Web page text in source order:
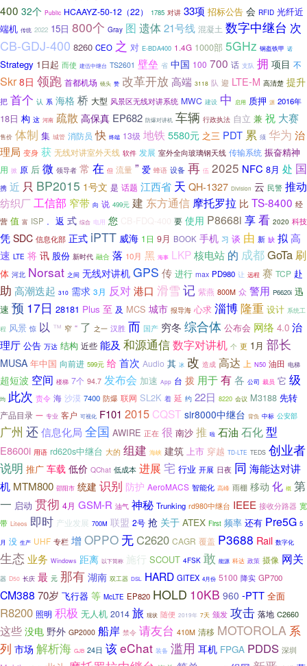
400 32个 Public HCAAYZ-50-12（22） 1785 对讲 33项 招标公告 会 RFID 光纤近
端机 传统 2022 15日 800个 Gray 图 遗体21号线 混凝土 数字中继台 次
CB-GDJ-400 8260 CEO 之 对 E-BDA400 1.4G 1000部 5GHz 钢盔铁甲 诺
Strategy 1日起 而使 建伍中继台 TS2601 壁垒 省 中国 100 700 话 支队 拥 项目 不
Skr 8日 领跑 首都机场 镜头 赞 改革开放 高端 3118 队 迎 LTE-M 高清楚 提升
把 首个 认 系 海格 桥 大型 风景区无线对讲系统 MWC 建设 中 启用 质押 源 2016年
18日 构 这 河南 疏散 高保真 EP682 防爆对讲机 车辆 行政执法 自立 兼 祝 大赛
售价 体制 集 城管 消防员 快 终端 13级 地铁5580元 之三 PDT 累 须 华为 治
理局 变身 获 无线对讲室外天线 软件 发展 室外全向玻璃钢天线 传输系统 振奋精神
用 掀 原 后 微 领导者 常 在 但 流量 ” 爱 蜂语 设备 再 伍 2025 NFC 8月 处 国
携 近 只 BP2015 1号文 是 话题 江西省 天 QH-1327 Division 云 民警 推动
纺织厂工信部 窄带 向 说 499元 建 东方通信 摩托罗拉 比 TS-8400 经
营 值 富 ISP 。 返 式 综合 电用 您 要 使用 P8668i 享看 2020 科技
凭 SDC 信息化部 正式 iPTT 威海 1日 9月 BOOK 手机 习 谈 由 新 缺 拟 高
速 LTE 将 讯 股份 新时代 融合 落 10月 黑 海事 LKP核电站 的 成都GoTa 刷
体 河北 Norsat 之间 无线对讲机 GPS 传 进行 max PD980 让 远程 赛 TCP 赴
助 高潮迭起 310 需求 3月 反对港口 滑雪 记 紫燕 800M 众 警用 P6620i 迅
速 预 17日 28181 Plus 至 及 MCS 城市 报导海 心求 淄博隆重 设计 系统工
程 风景 惊 以 ™ 窄 “ 了 之一 汉胜 而 国产 穷冬 综合体 公布会 网络 4.0 治
理厅 公告 万达 结构 近些 能及 和源通信数字对讲机 个 更 1月 部长
MUSA 年中国 向前进 599元 给 首次 Audio 其 冰 改 造成 高达 上 N50 油田 电梯
超短波 空间 楼梯 7个 94.7 发布会 加速 App 台 拨 用于有各 公司 裁员 它 级
均 此次 责令 海 沙漠 7400 防爆 联网 SL2K 着 延 约 22日 8220 会议 M3188 先转
产品目录 一 专业 客户 可视化 F101 2015 CQST slr8000中继台 背负 中标 公安部
广州 还信息化局 全国 AWIRE 正在 很 南沙 推 啦 石油 石化型
E8600i 用语 rd620s中继台 大的 组建 海峡 建筑 上市 穿越 TD-LTE TEDS 创业者
说明 推广 车载 低价 QChat 低成本 进展 宅 行业 开展 日夜 同 海能达对讲
机 MTM800 邵阳市 统建 识别 防护 AeroMACS 智能化 高峰 雨棚 移动 化 概 第
一 启动 贯彻 4月 GSM-R 油气 神秘 Trunking rd980中继台 IEEE 接收分路器 宽
带 Liteos 即时 产业发展 700M 联盟 2号 抢 关于 ATEX First 频率 还有 Pre5G 5
月 没 生产 UHF 专栏 增OPPO 无C2620 CAGR 覆盖 P3688 Rail 数字化
生态 业务 Windows 距离 以下简称 施行 SCOUT 4FSK 敢 能源 科达 政策 摄像 网关
器 D50 长庆 最 元 那有 湖南 双工器 DSL HARD GITEX 4月份 5100 降实 GP700
CM388 70岁 飞行器 等 McLTE EP820 HOLD 10KB 960 -PTT 全面
R8200 照明 积极 无人机 2014 旅 现状 随便 2019年 7天 颁发 攻击 落地 C2660
这些 没电 野外 GP2000 船岸 禁令 请友台 410M 清移 MOTOROLA 系
列 市场 解析海 GJB 24日 该eChat 装备 滥用 耳机 FPGA PDDS 深圳